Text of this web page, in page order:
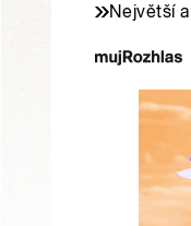
Největší